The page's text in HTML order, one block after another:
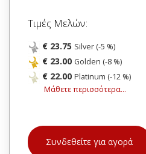
Τιμές Μελών:
€ 23.75 Silver (-5 %)
€ 23.00 Golden (-8 %)
€ 22.00 Platinum (-12 %)
Μάθετε περισσότερα...
Συνδεθείτε για αγορά